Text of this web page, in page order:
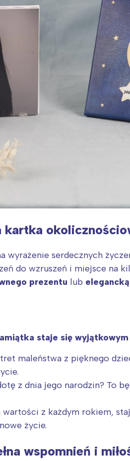
kartka
wyrażenie serdecznych
do wzruszeń i miejsce na
prezentu lub
staje się wyjątkowym
maleństwa z pięknego
z dnia jego narodzin? To
wartości z każdym rokiem,
życie.
wspomnień i